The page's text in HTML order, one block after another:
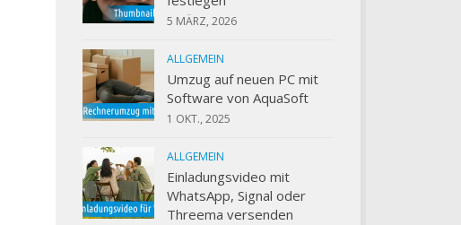
5 MÄRZ, 2026
ALLGEMEIN
Umzug auf neuen PC mit
Software von AquaSoft
1 OKT., 2025
ALLGEMEIN
Einladungsvideo mit
WhatsApp, Signal oder
Threema versenden